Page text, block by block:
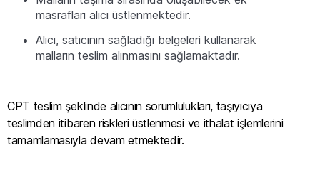
masrafları alıcı üstlenmektedir.
Alıcı, satıcının sağladığı belgeleri kullanarak
malların teslim alınmasını sağlamaktadır.
CPT teslim şeklinde alıcının sorumlulukları, taşıyıcıya
teslimden itibaren riskleri üstlenmesi ve ithalat işlemlerini
tamamlamasıyla devam etmektedir.